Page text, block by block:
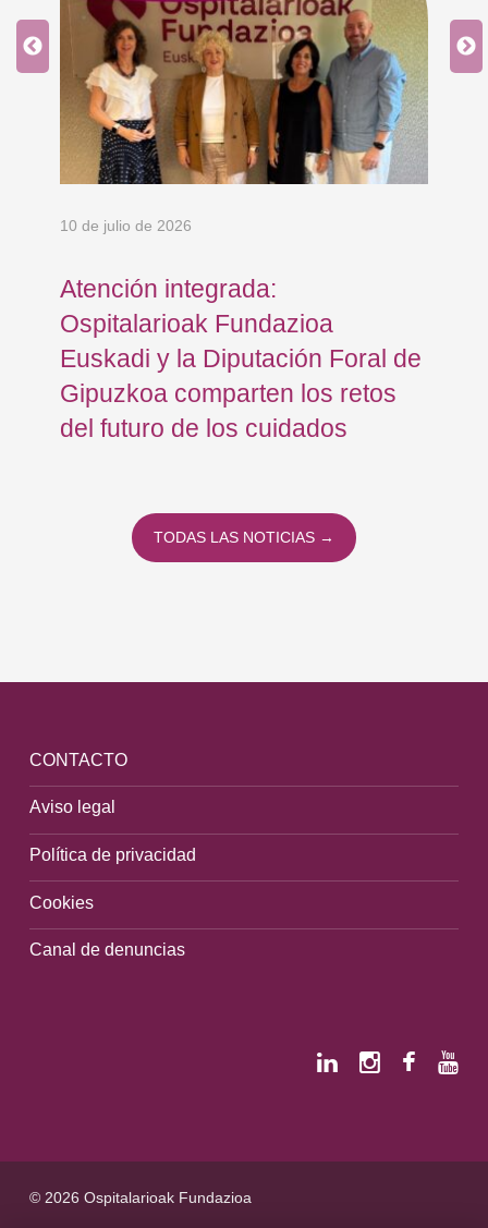
10 de julio de 2026
Atención integrada:
Ospitalarioak Fundazioa
Euskadi y la Diputación Foral de
Gipuzkoa comparten los retos
del futuro de los cuidados
TODAS LAS NOTICIAS →
CONTACTO
Aviso legal
Política de privacidad
Cookies
Canal de denuncias
© 2026 Ospitalarioak Fundazioa